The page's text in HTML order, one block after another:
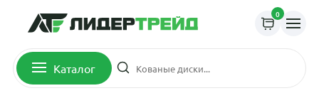
0
Каталог